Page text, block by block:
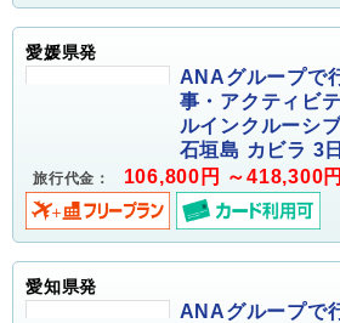
愛媛県発
ANAグループで
事・アクティビ
ルインクルーシ
石垣島 カビラ 3
旅行代金： 106,800円 ～418,300円
愛知県発
ANAグループで